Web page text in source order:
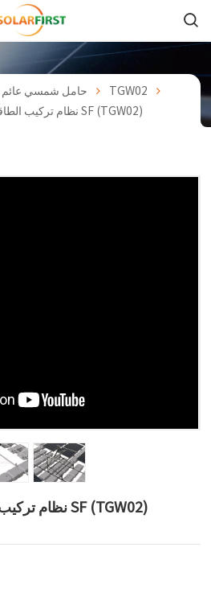
حامل شمسي عائم
TGW02
نظام تركيب الطاقة الشمسية العائم SF (TGW02)
نظام تركيب الطاقة الشمسية العائم SF (TGW02)